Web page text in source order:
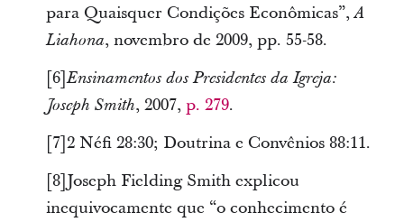
para Quaisquer Condições Econômicas”,A
Liahona, novembro de 2009, pp. 55-58.
[6]Ensinamentos dos Presidentes da Igreja:
Joseph Smith, 2007, p. 279.
[7]2 Néfi 28:30; Doutrina e Convênios 88:11.
[8]Joseph Fielding Smith explicou
inequivocamente que “o conhecimento é